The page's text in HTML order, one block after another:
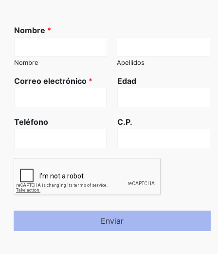
Nombre *
Nombre Apellidos
Correo electrónico * Edad
Teléfono C.P.
Enviar